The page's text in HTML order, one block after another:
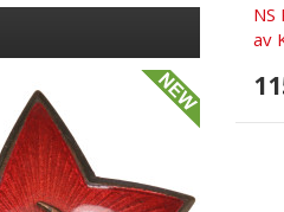
NS
av